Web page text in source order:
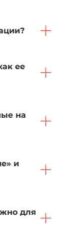
ее
на
и
для